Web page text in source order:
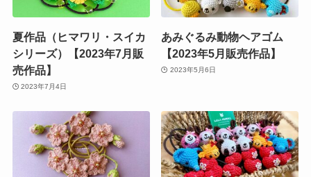
夏作品（ヒマワリ・スイカ
シリーズ）【2023年7月販
売作品】
2023年7月4日
あみぐるみ動物ヘアゴム
【2023年5月販売作品】
2023年5月6日